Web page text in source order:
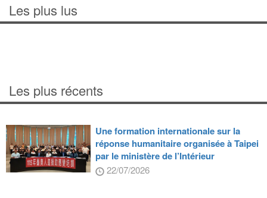
Les plus lus
Les plus récents
Une formation internationale sur la
réponse humanitaire organisée à Taipei
par le ministère de l’Intérieur
22/07/2026